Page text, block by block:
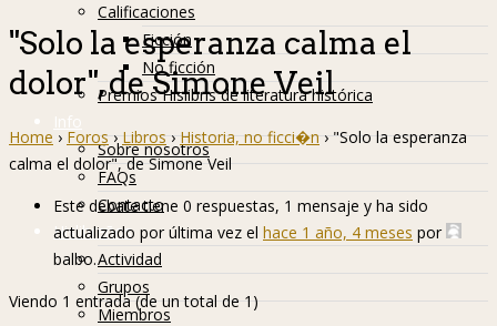
Calificaciones
Ficción
No ficción
Premios Hislibris de literatura histórica
Info
Sobre nosotros
FAQs
Contacto
Hislibreños
Actividad
Grupos
Miembros
"Solo la esperanza calma el
dolor", de Simone Veil
Home › Foros › Libros › Historia, no ficci�n › "Solo la esperanza
calma el dolor", de Simone Veil
Este debate tiene 0 respuestas, 1 mensaje y ha sido
actualizado por última vez el hace 1 año, 4 meses por
balbo.
Viendo 1 entrada (de un total de 1)